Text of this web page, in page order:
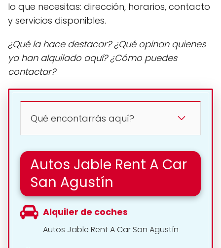
lo que necesitas: dirección, horarios, contacto
y servicios disponibles.
¿Qué la hace destacar? ¿Qué opinan quienes
ya han alquilado aquí? ¿Cómo puedes
contactar?
Qué encontarrás aquí?
Autos Jable Rent A Car
San Agustín
Alquiler de coches
Autos Jable Rent A Car San Agustín